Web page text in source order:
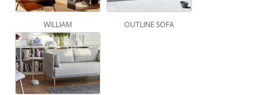
WILLIAM OUTLINE SOFA